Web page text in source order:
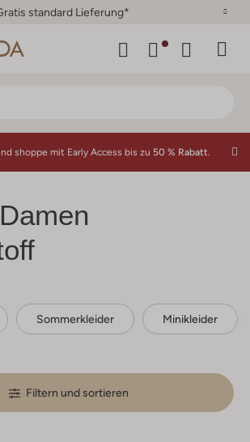
30 Tage Rückgaberecht
shoppe mit Early Access bis zu 50 % Rabatt.
Sommerkleider Minikleider
Filtern und sortieren